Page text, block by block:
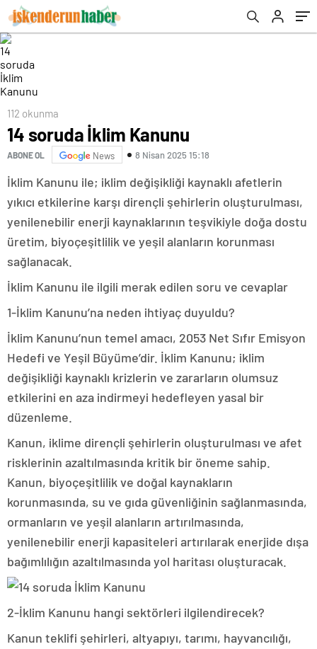
112 okunma
14 soruda İklim Kanunu
ABONE OL News 8 Nisan 2025 15:18
İklim Kanunu ile; iklim değişikliği kaynaklı afetlerin
yıkıcı etkilerine karşı dirençli şehirlerin oluşturulması,
yenilenebilir enerji kaynaklarının teşvikiyle doğa dostu
üretim, biyoçeşitlilik ve yeşil alanların korunması
sağlanacak.
İklim Kanunu ile ilgili merak edilen soru ve cevaplar
1-İklim Kanunu’na neden ihtiyaç duyuldu?
İklim Kanunu’nun temel amacı, 2053 Net Sıfır Emisyon
Hedefi ve Yeşil Büyüme’dir. İklim Kanunu; iklim
değişikliği kaynaklı krizlerin ve zararların olumsuz
etkilerini en aza indirmeyi hedefleyen yasal bir
düzenleme.
Kanun, iklime dirençli şehirlerin oluşturulması ve afet
risklerinin azaltılmasında kritik bir öneme sahip.
Kanun, biyoçeşitlilik ve doğal kaynakların
korunmasında, su ve gıda güvenliğinin sağlanmasında,
ormanların ve yeşil alanların artırılmasında,
yenilenebilir enerji kapasiteleri artırılarak enerjide dışa
bağımlılığın azaltılmasında yol haritası oluşturacak.
2-İklim Kanunu hangi sektörleri ilgilendirecek?
Kanun teklifi şehirleri, altyapıyı, tarımı, hayvancılığı,